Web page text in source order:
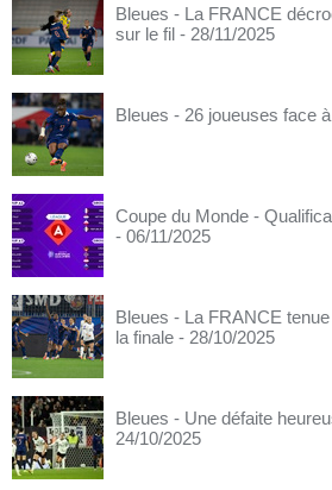
Bleues - La FRANCE
sur le fil - 28/11/2025
Bleues - 26 joueuses face
Coupe du Monde -
- 06/11/2025
Bleues - La FRANCE
la finale - 28/10/2025
Bleues - Une défaite
24/10/2025